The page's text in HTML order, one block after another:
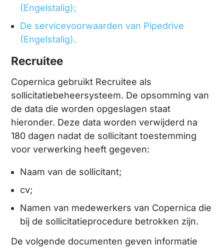
(Engelstalig);
De servicevoorwaarden van Pipedrive
(Engelstalig).
Recruitee
Copernica gebruikt Recruitee als
sollicitatiebeheersysteem. De opsomming van
de data die worden opgeslagen staat
hieronder. Deze data worden verwijderd na
180 dagen nadat de sollicitant toestemming
voor verwerking heeft gegeven:
Naam van de sollicitant;
cv;
Namen van medewerkers van Copernica die
bij de sollicitatieprocedure betrokken zijn.
De volgende documenten geven informatie